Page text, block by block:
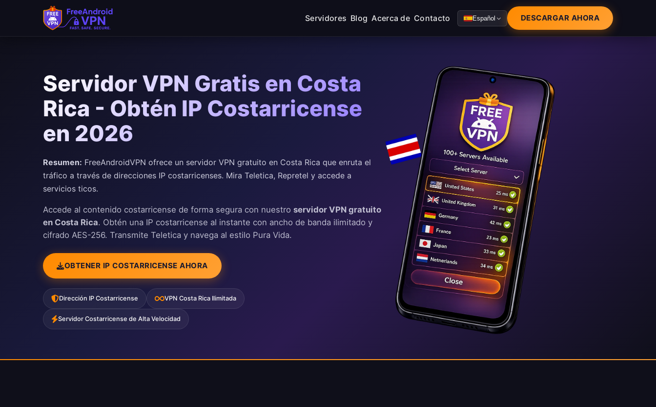
Saltar al contenido principal
Servidores Blog Acerca de Contacto Español DESCARGAR AHORA
Servidor VPN Gratis en Costa
Rica - Obtén IP Costarricense
en 2026
Resumen: FreeAndroidVPN ofrece un servidor VPN gratuito en Costa Rica que enruta el
tráfico a través de direcciones IP costarricenses. Mira Teletica, Repretel y accede a
servicios ticos.
Accede al contenido costarricense de forma segura con nuestro servidor VPN gratuito
en Costa Rica. Obtén una IP costarricense al instante con ancho de banda ilimitado y
cifrado AES-256. Transmite Teletica y navega al estilo Pura Vida.
OBTENER IP COSTARRICENSE AHORA
Dirección IP Costarricense VPN Costa Rica Ilimitada
Servidor Costarricense de Alta Velocidad